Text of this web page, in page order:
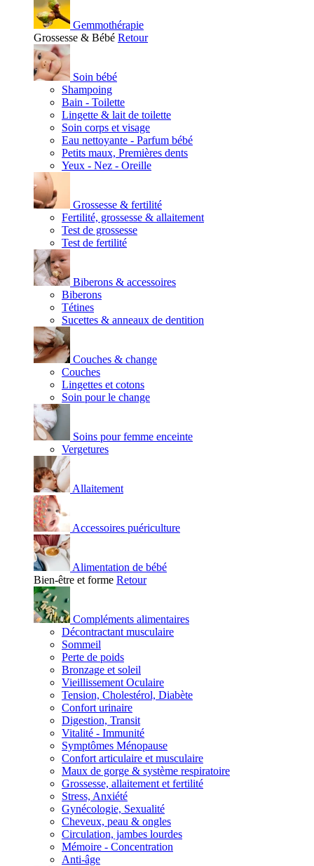
Gemmothérapie
Grossesse & Bébé Retour
Soin bébé
Shampoing
Bain - Toilette
Lingette & lait de toilette
Soin corps et visage
Eau nettoyante - Parfum bébé
Petits maux, Premières dents
Yeux - Nez - Oreille
Grossesse & fertilité
Fertilité, grossesse & allaitement
Test de grossesse
Test de fertilité
Biberons & accessoires
Biberons
Tétines
Sucettes & anneaux de dentition
Couches & change
Couches
Lingettes et cotons
Soin pour le change
Soins pour femme enceinte
Vergetures
Allaitement
Accessoires puériculture
Alimentation de bébé
Bien-être et forme Retour
Compléments alimentaires
Décontractant musculaire
Sommeil
Perte de poids
Bronzage et soleil
Vieillissement Oculaire
Tension, Cholestérol, Diabète
Confort urinaire
Digestion, Transit
Vitalité - Immunité
Symptômes Ménopause
Confort articulaire et musculaire
Maux de gorge & système respiratoire
Grossesse, allaitement et fertilité
Stress, Anxiété
Gynécologie, Sexualité
Cheveux, peau & ongles
Circulation, jambes lourdes
Mémoire - Concentration
Anti-âge